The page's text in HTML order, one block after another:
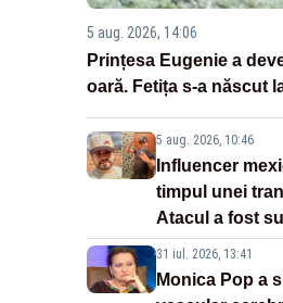
5 aug. 2026, 14:06
Prințesa Eugenie a
oară. Fetița s-a născut
5 aug. 2026, 10:46
Influencer
timpul unei
Atacul a fost
31 iul. 2026, 13:41
Monica Pop a